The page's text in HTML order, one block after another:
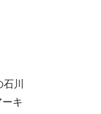
川
キ